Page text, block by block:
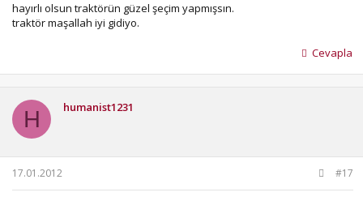
hayırlı olsun traktörün güzel şeçim yapmışsın.
traktör maşallah iyi gidiyo.
Cevapla
H humanist1231
17.01.2012 #17